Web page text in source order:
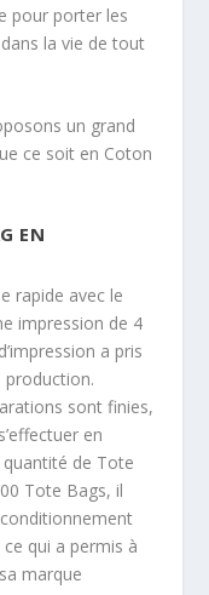
pour porter les
la vie de tout
un grand
ce soit en Coton
EN
rapide avec le
impression de 4
a pris
sont finies,
en
de Tote
Tote Bags, il
qui a permis à
marque